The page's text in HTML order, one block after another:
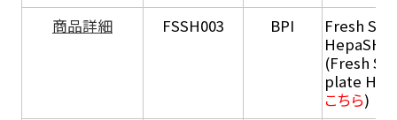
商品詳細
FSSH003 BPI
Fresh
HepaSH®
(Fresh
plate
こちら)